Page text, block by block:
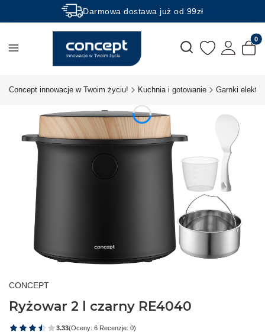
Darmowa dostawa już od 99zł
Rabaty -50% na wybrane produkty
Otwórz wyszukiwarkę
Concept innowacje w Twoim życiu! Kuchnia i gotowanie Garnki
CONCEPT
Ryżowar 2 l czarny RE4040
3.33(Oceny: 6 Recenzje: 0)